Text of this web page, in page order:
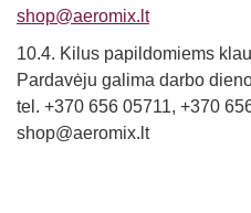
shop@aeromix.lt
10.4. Kilus papildomiems
Pardavėju galima darbo
tel. +370 656 05711, +370
shop@aeromix.lt